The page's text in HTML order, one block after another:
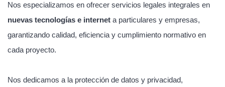
Nos especializamos en ofrecer servicios legales integrales en
nuevas tecnologías e internet a particulares y empresas,
garantizando calidad, eficiencia y cumplimiento normativo en
cada proyecto.
Nos dedicamos a la protección de datos y privacidad,